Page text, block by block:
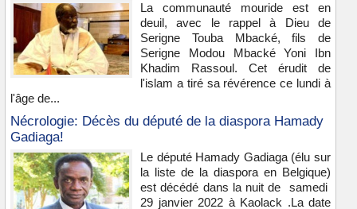
La communauté mouride est en
deuil, avec le rappel à Dieu de
Serigne Touba Mbacké, fils de
Serigne Modou Mbacké Yoni Ibn
Khadim Rassoul. Cet érudit de
l'islam a tiré sa révérence ce lundi à
l'âge de...
Nécrologie: Décès du député de la diaspora Hamady
Gadiaga!
Le député Hamady Gadiaga (élu sur
la liste de la diaspora en Belgique)
est décédé dans la nuit de samedi
29 janvier 2022 à Kaolack .La date